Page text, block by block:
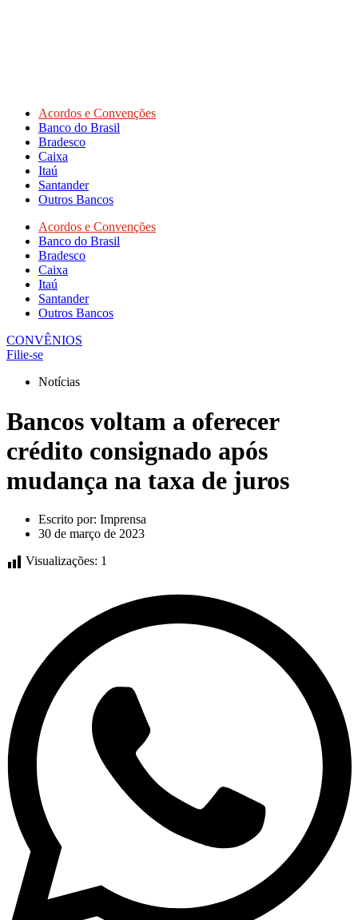
Acordos e Convenções
Banco do Brasil
Bradesco
Caixa
Itaú
Santander
Outros Bancos
Acordos e Convenções
Banco do Brasil
Bradesco
Caixa
Itaú
Santander
Outros Bancos
CONVÊNIOS
Filie-se
Notícias
Bancos voltam a oferecer
crédito consignado após
mudança na taxa de juros
Escrito por: Imprensa
30 de março de 2023
Visualizações: 1